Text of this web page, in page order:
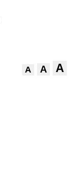
A A A